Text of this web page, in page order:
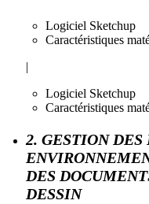
Logiciel Sketchup
Caractéristiques
|
Logiciel Sketchup
Caractéristiques
2. GESTION
DES
DESSIN